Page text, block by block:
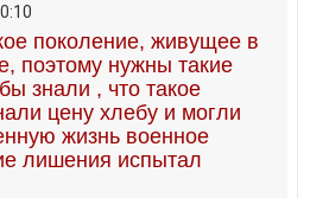
поколение, живущее в
поэтому нужны такие
знали , что такое
цену хлебу и могли
жизнь военное
лишения испытал